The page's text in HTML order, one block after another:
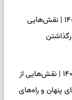
فال چای امروز جمعه ۱۶ مرداد ۱۴۰۵ | نقش‌هایی
فال قهوه امروز جمعه ۱۶ مرداد ۱۴۰۵ | نقش‌هایی از
و راه‌های